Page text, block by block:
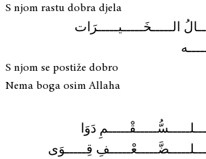
S njom rastu dobra djela
الـــــخَـــــيـــــرَات
S njom se postiže dobro
Nema boga osim Allaha
دَوَا
قِـــــوَى